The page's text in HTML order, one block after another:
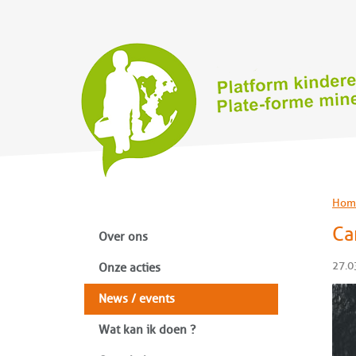
Over ons
Onze acties
News / events
Wat kan ik doen ?